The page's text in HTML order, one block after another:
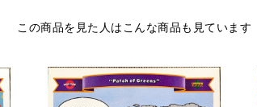
この商品を見た人はこんな商品も見ています